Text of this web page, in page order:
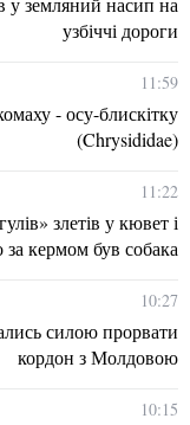
узбіччі дороги
11:59
- осу-блискітку
(Chrysididae)
11:22
злетів у кювет і
кермом був собака
10:27
силою прорвати
кордон з Молдовою
10:15